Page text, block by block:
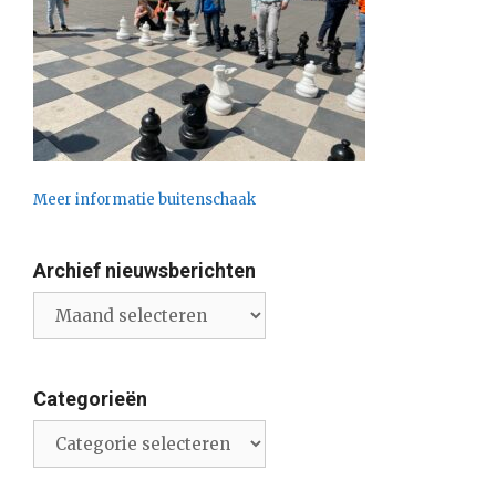
Meer informatie buitenschaak
Archief nieuwsberichten
nieuwsberichten
Categorieën